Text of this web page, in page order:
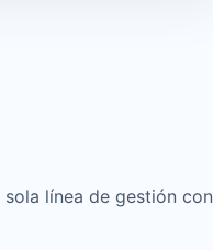
línea de gestión con